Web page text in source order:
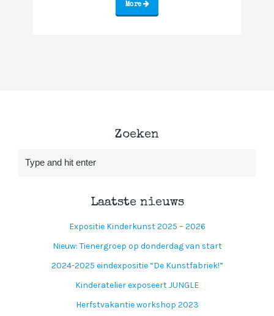
More
Zoeken
Laatste nieuws
Expositie Kinderkunst 2025 – 2026
Nieuw: Tienergroep op donderdag van start
2024-2025 eindexpositie “De Kunstfabriek!”
Kinderatelier exposeert JUNGLE
Herfstvakantie workshop 2023